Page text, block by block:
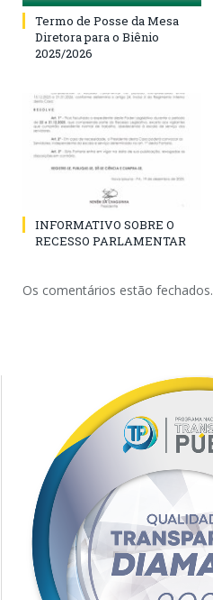
Termo de Posse da Mesa
Diretora para o Biênio
2025/2026
INFORMATIVO SOBRE O
RECESSO PARLAMENTAR
Os comentários estão fechados.